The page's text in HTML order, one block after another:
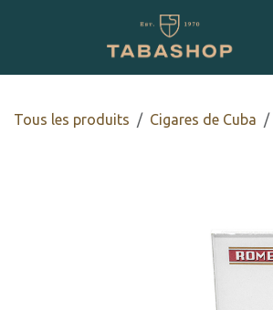
Tous les produits Cigares de Cuba